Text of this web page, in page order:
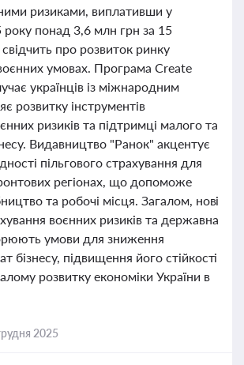
ризиками, виплативши у
року понад 3,6 млн грн за 15
про розвиток ринку
умовах. Програма Create
українців із міжнародним
розвитку інструментів
ризиків та підтримці малого та
Видавництво "Ранок" акцентує
пільгового страхування для
регіонах, що допоможе
та робочі місця. Загалом, нові
воєнних ризиків та державна
умови для зниження
бізнесу, підвищення його стійкості
розвитку економіки України в
2025